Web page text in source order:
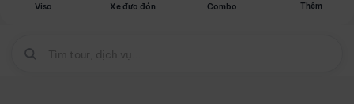
Visa Xe đưa đón Combo Thêm